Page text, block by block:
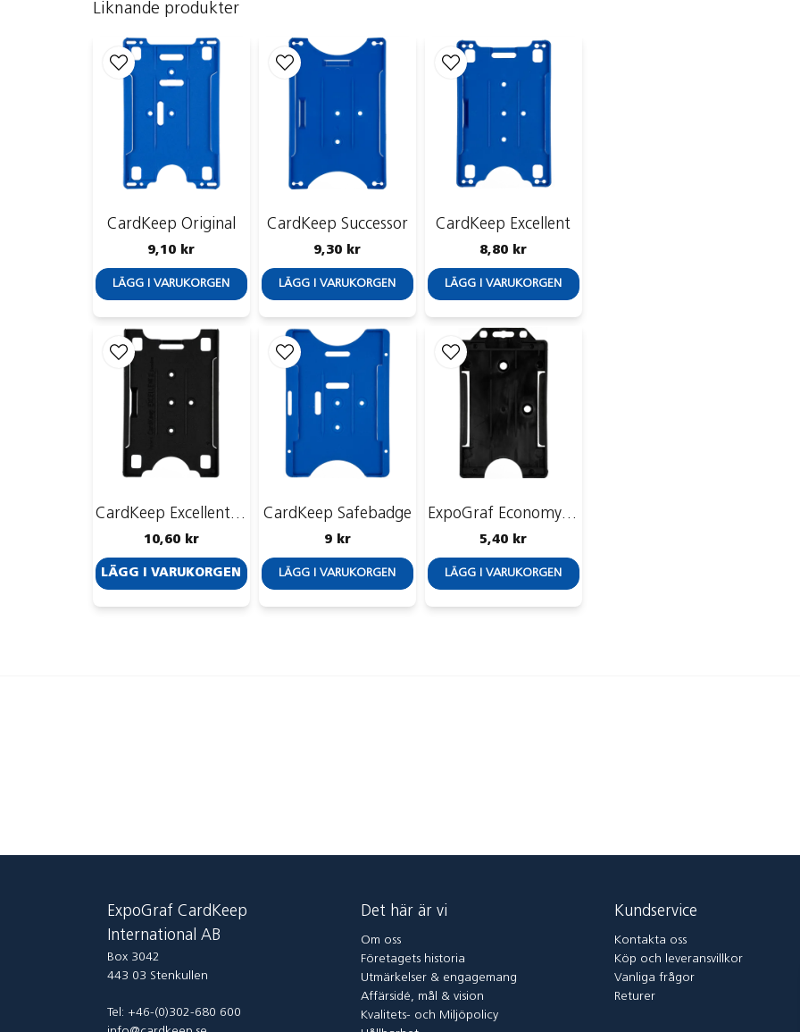
Liknande produkter
CardKeep Original
9,10 kr
LÄGG I VARUKORGEN
CardKeep Successor
9,30 kr
LÄGG I VARUKORGEN
CardKeep Excellent
8,80 kr
LÄGG I VARUKORGEN
CardKeep Excellent II, antistatisk
10,60 kr
LÄGG I VARUKORGEN
CardKeep Safebadge
9 kr
LÄGG I VARUKORGEN
ExpoGraf Economy Reko 12, vertikal
5,40 kr
LÄGG I VARUKORGEN
ExpoGraf CardKeep
International AB
Box 3042
443 03 Stenkullen
Tel: +46-(0)302-680 600
Det här är vi
Om oss
Företagets historia
Utmärkelser & engagemang
Affärsidé, mål & vision
Kvalitets- och Miljöpolicy
Kundservice
Kontakta oss
Köp och leveransvillkor
Vanliga frågor
Returer